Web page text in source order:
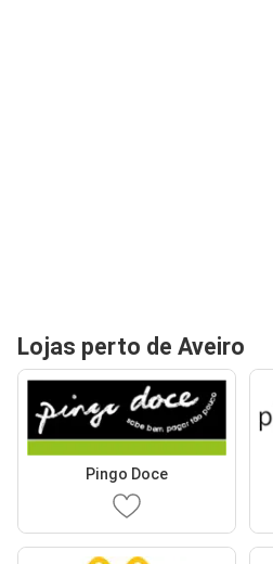
Lojas perto de Aveiro
Pingo Doce